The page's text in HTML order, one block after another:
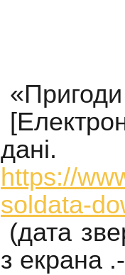
https://
soldata-
(дата
з екрана